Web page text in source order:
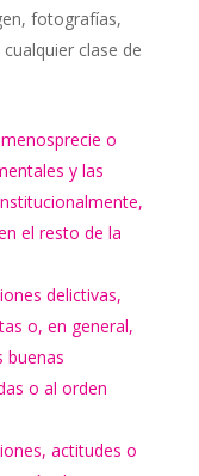
fotografías,
clase de
o
y las
el resto de la
delictivas,
o, en general,
buenas
o al orden
actitudes o